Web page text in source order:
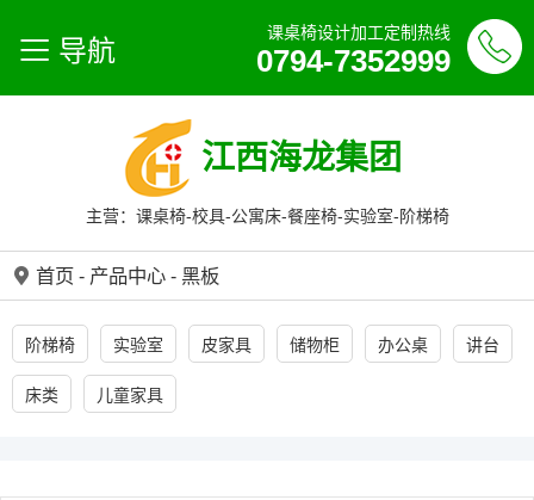
导航
课桌椅设计加工定制热线
0794-7352999
江西海龙集团
主营：课桌椅-校具-公寓床-餐座椅-实验室-阶梯椅
首页 - 产品中心 - 黑板
阶梯椅 实验室 皮家具 储物柜 办公桌 讲台
床类 儿童家具